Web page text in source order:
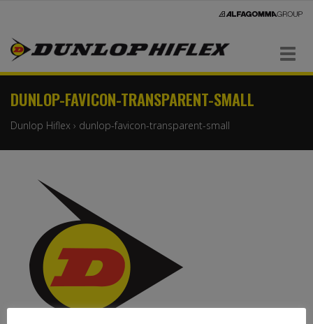
Navigaatio
DUNLOP-FAVICON-TRANSPARENT-SMALL
Dunlop Hiflex › dunlop-favicon-transparent-small